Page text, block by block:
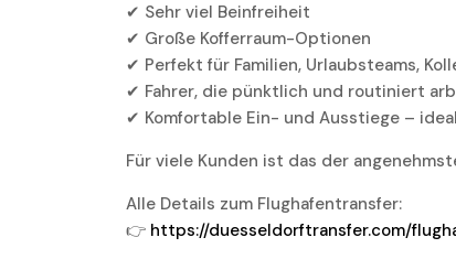
✔ Sehr viel Beinfreiheit
✔ Große Kofferraum-Optionen
✔ Perfekt für Familien, Urlaubsteams,
✔ Fahrer, die pünktlich und routiniert
✔ Komfortable Ein- und Ausstiege –
Für viele Kunden ist das der
Alle Details zum Flughafentransfer:
👉 https://duesseldorftransfer.com/